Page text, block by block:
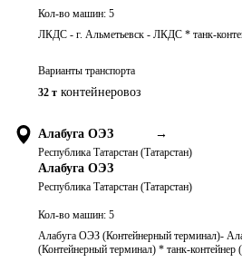
Кол-во машин: 5
ЛКДС - г. Альметьевск - ЛКДС * танк-
Варианты транспорта
32 т контейнеровоз
Алабуга ОЭЗ →
Республика Татарстан (Татарстан)
Алабуга ОЭЗ
Республика Татарстан (Татарстан)
Кол-во машин: 5
Алабуга ОЭЗ (Контейнерный терминал)-
(Контейнерный терминал) * танк-